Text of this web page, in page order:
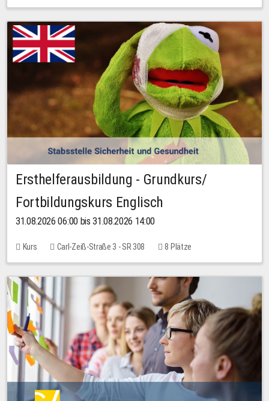
Keine freien Plätze
Ersthelferausbildung - Grundkurs/
Fortbildungskurs Englisch
31.08.2026 06:00 bis 31.08.2026 14:00
Kurs Carl-Zeiß-Straße 3 - SR 308 8 Plätze